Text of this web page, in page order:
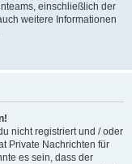
einschließlich der
weitere Informationen
nicht registriert und / oder
Private Nachrichten für
es sein, dass der